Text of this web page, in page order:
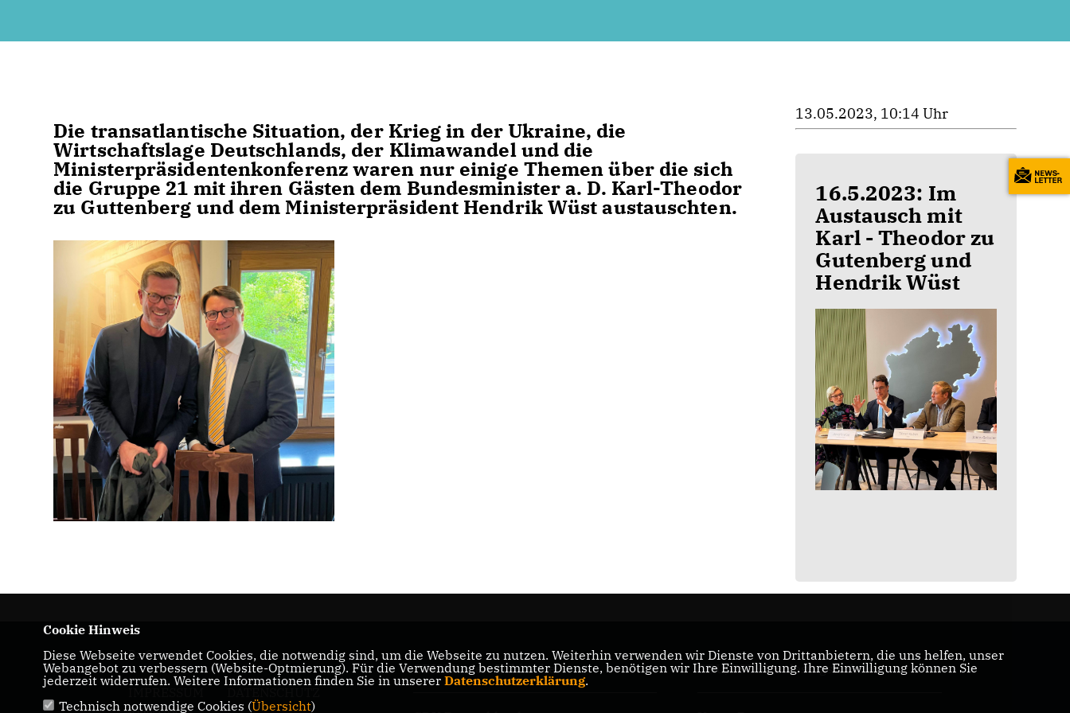
Die transatlantische Situation, der Krieg in der Ukraine, die
Wirtschaftslage Deutschlands, der Klimawandel und die
Ministerpräsidentenkonferenz waren nur einige Themen über die sich
die Gruppe 21 mit ihren Gästen dem Bundesminister a. D. Karl-Theodor
zu Guttenberg und dem Ministerpräsident Hendrik Wüst austauschten.
13.05.2023, 10:14 Uhr
16.5.2023: Im
Austausch mit
Karl - Theodor zu
Gutenberg und
Hendrik Wüst
Dr. Oliver Vogt
CDU Minden-Lübbecke CDU/CSU-Bundestagsfraktion
Cookie Hinweis
Diese Webseite verwendet Cookies, die notwendig sind, um die Webseite zu nutzen. Weiterhin verwenden wir Dienste von Drittanbietern, die uns helfen, unser
Webangebot zu verbessern (Website-Optmierung). Für die Verwendung bestimmter Dienste, benötigen wir Ihre Einwilligung. Ihre Einwilligung können Sie
jederzeit widerrufen. Weitere Informationen finden Sie in unserer Datenschutzerklärung.
Technisch notwendige Cookies (Übersicht)